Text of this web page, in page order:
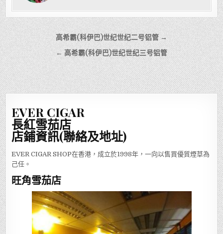
文
章
導
覽
高希霸(科伊巴)世纪世纪二号铝管 →
← 高希霸(科伊巴)世纪世纪三号铝管
EVER CIGAR
長紅雪茄店
店鋪資訊(聯絡及地址)
EVER CIGAR SHOP在香港，成立於1998年，一向以售買優質煙草為
己任。
旺角雪茄店